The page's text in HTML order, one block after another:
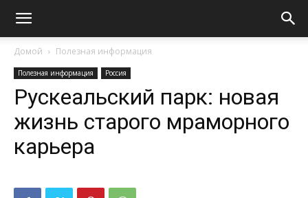
Домой Полезная информация
Полезная информация Россия
Рускеальский парк: новая
жизнь старого мраморного
карьера